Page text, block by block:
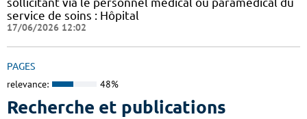
service de soins : Hôpital
17/06/2026 12:02
PAGES
relevance: 48%
Recherche et publications